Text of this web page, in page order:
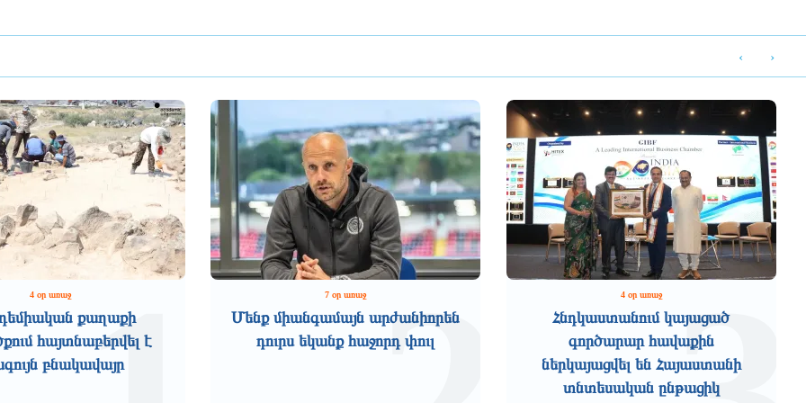
4 օր առաջ
քաղաքի
հայտնաբերվել է
բնակավայր
7 օր առաջ
Մենք միանգամայն արժանիորեն
դուրս եկանք հաջորդ փուլ
4 օր առաջ
Հնդկաստանում կայացած
գործարար հավաքին
ներկայացվել են Հայաստանի
տնտեսական ընթացիկ
‹ ›